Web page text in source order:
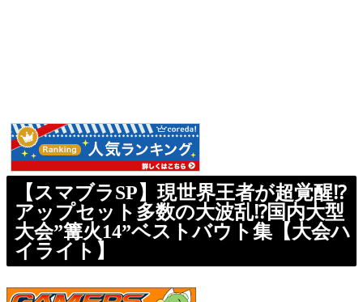
【スマブラSP】現世界王者が超覚醒⁉︎
アップセット多数の大波乱⁉︎国内大型
大会”篝火14”ベストバウト集【大会ハ
イライト】